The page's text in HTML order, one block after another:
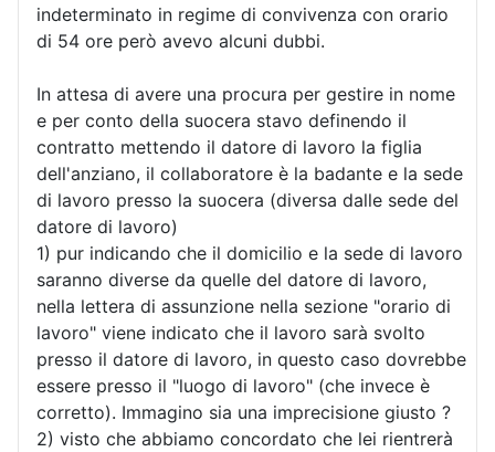
indeterminato in regime di convivenza con orario
di 54 ore però avevo alcuni dubbi.
In attesa di avere una procura per gestire in nome
e per conto della suocera stavo definendo il
contratto mettendo il datore di lavoro la figlia
dell'anziano, il collaboratore è la badante e la sede
di lavoro presso la suocera (diversa dalle sede del
datore di lavoro)
1) pur indicando che il domicilio e la sede di lavoro
saranno diverse da quelle del datore di lavoro,
nella lettera di assunzione nella sezione "orario di
lavoro" viene indicato che il lavoro sarà svolto
presso il datore di lavoro, in questo caso dovrebbe
essere presso il "luogo di lavoro" (che invece è
corretto). Immagino sia una imprecisione giusto ?
2) visto che abbiamo concordato che lei rientrerà